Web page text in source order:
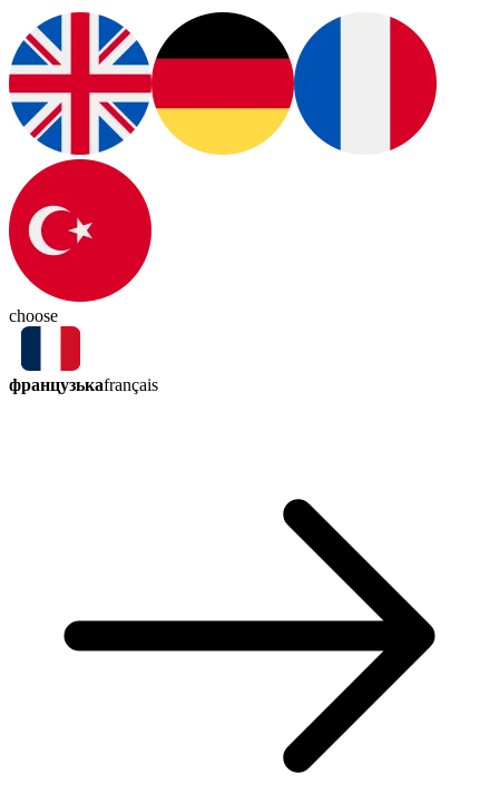
choose
французькаfrançais